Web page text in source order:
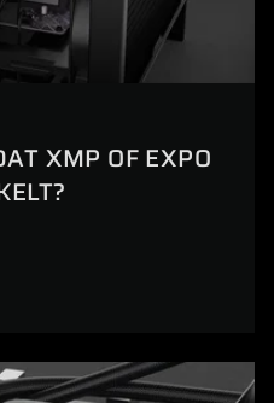
XMP OF EXPO